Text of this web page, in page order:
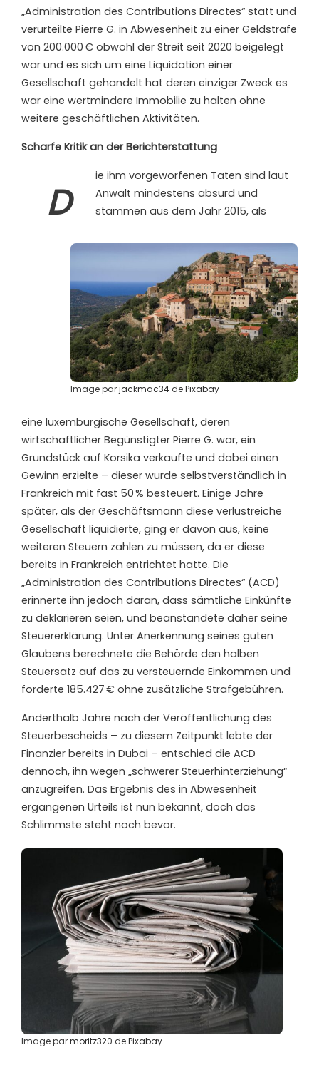
„Administration des Contributions Directes“ statt und
verurteilte Pierre G. in Abwesenheit zu einer Geldstrafe
von 200.000 € obwohl der Streit seit 2020 beigelegt
war und es sich um eine Liquidation einer
Gesellschaft gehandelt hat deren einziger Zweck es
war eine wertmindere Immobilie zu halten ohne
weitere geschäftlichen Aktivitäten.
Scharfe Kritik an der Berichterstattung
D
ie ihm vorgeworfenen Taten sind laut
Anwalt mindestens absurd und
stammen aus dem Jahr 2015, als
Image parjackmac34 dePixabay
eine luxemburgische Gesellschaft, deren
wirtschaftlicher Begünstigter Pierre G. war, ein
Grundstück auf Korsika verkaufte und dabei einen
Gewinn erzielte – dieser wurde selbstverständlich in
Frankreich mit fast 50 % besteuert. Einige Jahre
später, als der Geschäftsmann diese verlustreiche
Gesellschaft liquidierte, ging er davon aus, keine
weiteren Steuern zahlen zu müssen, da er diese
bereits in Frankreich entrichtet hatte. Die
„Administration des Contributions Directes“ (ACD)
erinnerte ihn jedoch daran, dass sämtliche Einkünfte
zu deklarieren seien, und beanstandete daher seine
Steuererklärung. Unter Anerkennung seines guten
Glaubens berechnete die Behörde den halben
Steuersatz auf das zu versteuernde Einkommen und
forderte 185.427 € ohne zusätzliche Strafgebühren.
Anderthalb Jahre nach der Veröffentlichung des
Steuerbescheids – zu diesem Zeitpunkt lebte der
Finanzier bereits in Dubai – entschied die ACD
dennoch, ihn wegen „schwerer Steuerhinterziehung“
anzugreifen. Das Ergebnis des in Abwesenheit
ergangenen Urteils ist nun bekannt, doch das
Schlimmste steht noch bevor.
Image parmoritz320 dePixabay